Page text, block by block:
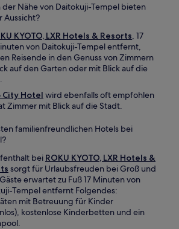
der Nähe von Daitokuji-Tempel bieten
Aussicht?
KYOTO, LXR Hotels & Resorts, 17
von Daitokuji-Tempel entfernt,
Reisende in den Genuss von Zimmern
auf den Garten oder mit Blick auf die
City Hotel wird ebenfalls oft empfohlen
Zimmer mit Blick auf die Stadt.
familienfreundlichen Hotels bei
bei ROKU KYOTO, LXR Hotels &
sorgt für Urlaubsfreuden bei Groß und
erwartet zu Fuß 17 Minuten von
Tempel entfernt Folgendes:
mit Betreuung für Kinder
kostenlose Kinderbetten und ein